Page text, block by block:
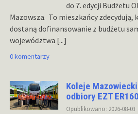
do 7. edycji Budżetu
Mazowsza. To mieszkańcy zdecydują,
dostaną dofinansowanie z budżetu
województwa [...]
0 komentarzy
Koleje
odbiory EZT
Opublikowano: 2026-08-03